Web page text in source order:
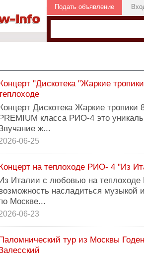
Подать объявление
"Дискотека "Жаркие
Дискотека Жаркие тропики
класса РИО-4 это
ж...
06-25
на теплоходе РИО- 4 "Из
Италии с любовью на теплоходе
насладиться музыкой
Москве...
06-23
тур из Москвы